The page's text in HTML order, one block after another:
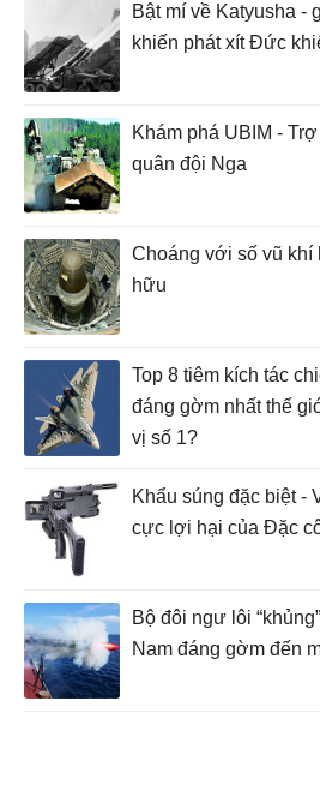
Bật mí về Katyusha -
khiến phát xít Đức
Khám phá UBIM -
quân đội Nga
Choáng với số vũ khí
hữu
Top 8 tiêm kích tác
đáng gờm nhất thế
vị số 1?
Khẩu súng đặc biệt -
cực lợi hại của Đặc
Bộ đôi ngư lôi
Nam đáng gờm đến